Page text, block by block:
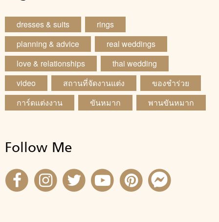
dresses & suits
rings
planning & advice
real weddings
love & relationships
thai wedding
video
สถานที่จัดงานแต่ง
ของชำร่วย
การ์ดแต่งงาน
ขันหมาก พานขันหมาก
Follow Me